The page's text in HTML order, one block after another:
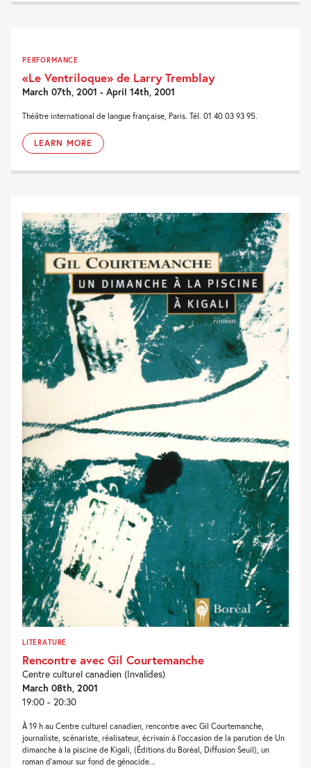
PERFORMANCE
«Le Ventriloque» de Larry Tremblay
March 07th, 2001 - April 14th, 2001
Théâtre international de langue française, Paris. Tél. 01 40 03 93 95.
LEARN MORE
LITERATURE
Rencontre avec Gil Courtemanche
Centre culturel canadien (Invalides)
March 08th, 2001
19:00 - 20:30
À 19 h au Centre culturel canadien, rencontre avec Gil Courtemanche,
journaliste, scénariste, réalisateur, écrivain à l'occasion de la parution de Un
dimanche à la piscine de Kigali, (Éditions du Boréal, Diffusion Seuil), un
roman d'amour sur fond de génocide...